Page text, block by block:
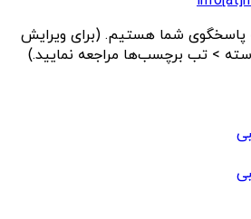
7 روز هفته پاسخگوی شما هستیم. (برای ویرایش
> تب برچسب‌ها مراجعه نمایید.)